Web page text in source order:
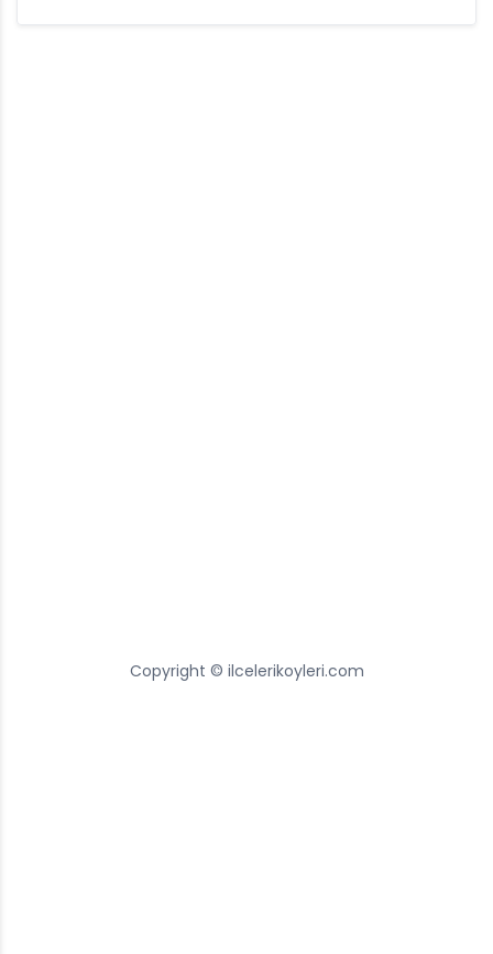
Copyright © ilcelerikoyleri.com